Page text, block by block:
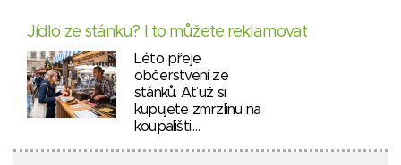
Jídlo ze stánku? I to můžete reklamovat
Léto přeje
občerstvení ze
stánků. Ať už si
kupujete zmrzlinu na
koupališti,…